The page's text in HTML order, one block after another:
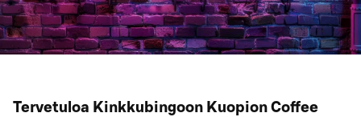
Tervetuloa Kinkkubingoon Kuopion Coffee